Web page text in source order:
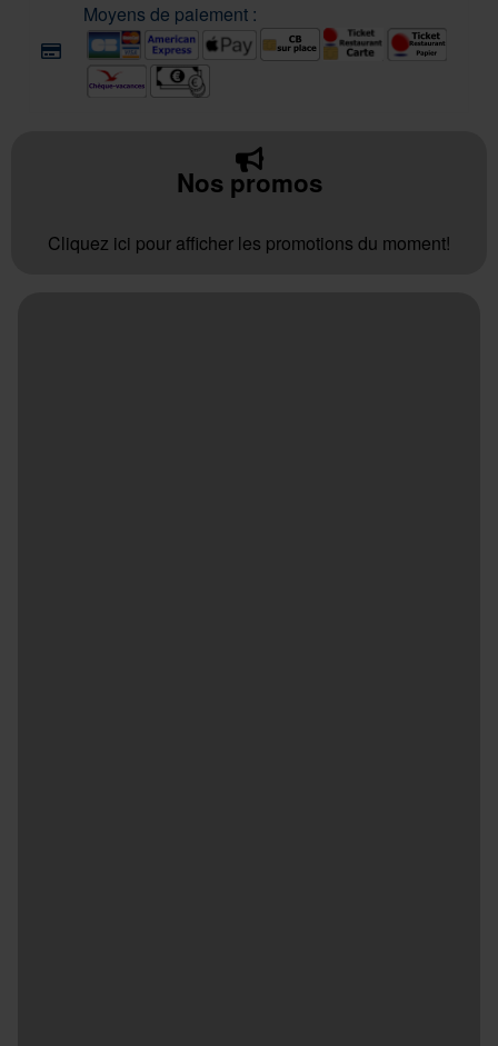
Moyens de paiement :
Nos promos
Cliquez ici pour afficher les promotions du moment!